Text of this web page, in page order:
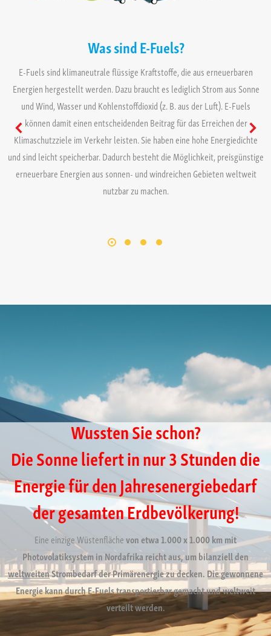
Was sind E-Fuels?
E-Fuels sind klimaneutrale flüssige Kraftstoffe, die aus erneuerbaren
Energien hergestellt werden. Dazu braucht es lediglich Strom aus Sonne
und Wind, Wasser und Kohlenstoffdioxid (z. B. aus der Luft). E-Fuels
können damit einen entscheidenden Beitrag für das Erreichen der
Klimaschutzziele im Verkehr leisten. Sie haben eine hohe Energiedichte
und sind leicht speicherbar. Dadurch besteht die Möglichkeit, preisgünstige
erneuerbare Energien aus sonnen- und windreichen Gebieten weltweit
nutzbar zu machen.
Wussten Sie schon?
Die Sonne liefert in nur 3 Stunden die
Energie für den Jahresenergiebedarf
der gesamten Erdbevölkerung!
Eine einzige Wüstenflächevon etwa 1.000 x 1.000 km mit
Photovolatiksystem in Nordafrika reicht aus, um bilanziell den
weltweitenStrombedarf der Primärenergie zu decken. Die gewonnene
Energie kann durch E-Fuels transportierbar gemacht und weltweit
verteilt werden.